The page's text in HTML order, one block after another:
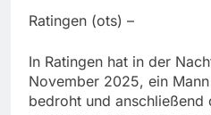
Ratingen (ots) –
In Ratingen hat in der
November 2025, ein
bedroht und anschließend